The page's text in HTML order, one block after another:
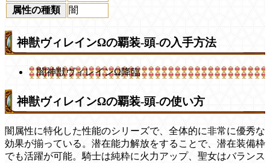
属性の種類
闇
神獣ヴィレインΩの覇装-頭-の入手方法
闇神獣ヴィレインΩ降臨
神獣ヴィレインΩの覇装-頭-の使い方
闇属性に特化した性能のシリーズで、全体的に非常に優秀な
効果が揃っている。潜在能力解放をすることで、潜在装備枠
でも活躍が可能。騎士は純粋に火力アップ、聖女はバランス